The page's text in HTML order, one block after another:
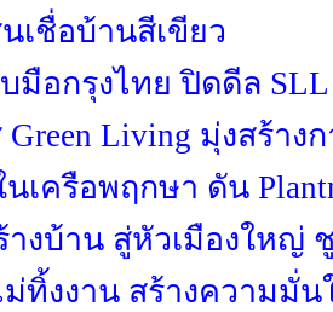
เชื่อบ้านสีเขียว
มือกรุงไทย ปิดดีล
Green Living มุ่งสร้าง
เครือพฤกษา ดัน
างบ้าน สู่หัวเมืองใหญ่
ม่ทิ้งงาน สร้างความมั่